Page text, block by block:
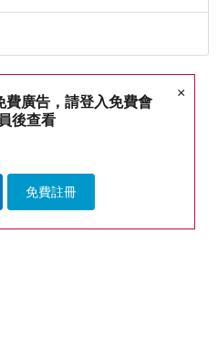
×
費廣告，請登入免費會
員後查看
免費註冊